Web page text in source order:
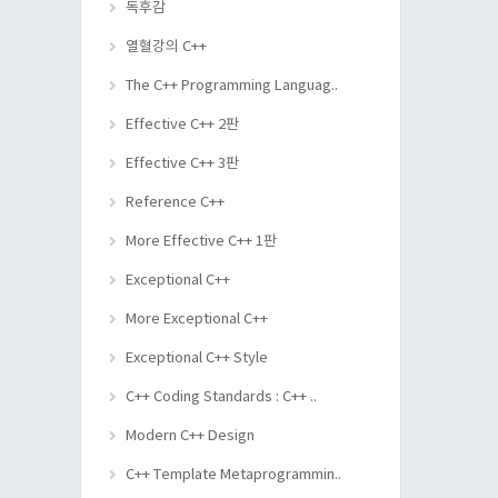
독후감
열혈강의 C++
The C++ Programming Languag..
Effective C++ 2판
Effective C++ 3판
Reference C++
More Effective C++ 1판
Exceptional C++
More Exceptional C++
Exceptional C++ Style
C++ Coding Standards : C++ ..
Modern C++ Design
C++ Template Metaprogrammin..